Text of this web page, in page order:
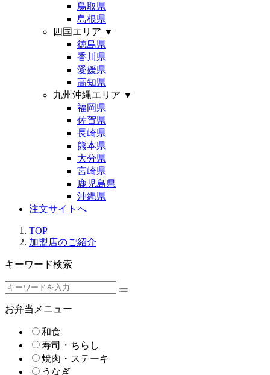
鳥取県
島根県
四国エリア ▼
徳島県
香川県
愛媛県
高知県
九州沖縄エリア ▼
福岡県
佐賀県
長崎県
熊本県
大分県
宮崎県
鹿児島県
沖縄県
注文サイトへ
TOP
加盟店のご紹介
キーワード検索
お弁当メニュー
和食
寿司・ちらし
焼肉・ステーキ
うなぎ